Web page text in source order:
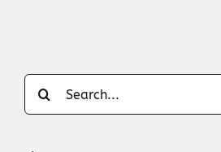
Search
for: